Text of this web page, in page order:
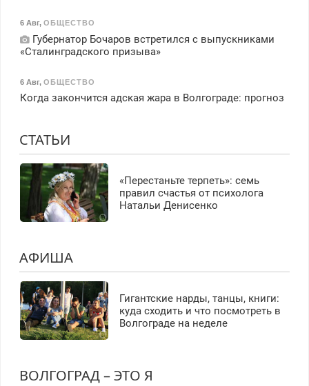
6 Авг, ОБЩЕСТВО
Губернатор Бочаров встретился с выпускниками
«Сталинградского призыва»
6 Авг, ОБЩЕСТВО
Когда закончится адская жара в Волгограде: прогноз
СТАТЬИ
«Перестаньте терпеть»: семь
правил счастья от психолога
Натальи Денисенко
АФИША
Гигантские нарды, танцы, книги:
куда сходить и что посмотреть в
Волгограде на неделе
ВОЛГОГРАД – ЭТО Я